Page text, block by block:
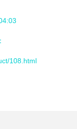
108.html